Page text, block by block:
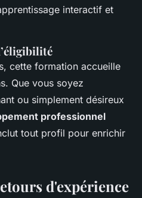
interactif et
cette formation accueille
Que vous soyez
ou simplement désireux
professionnel
tout profil pour enrichir
d'expérience